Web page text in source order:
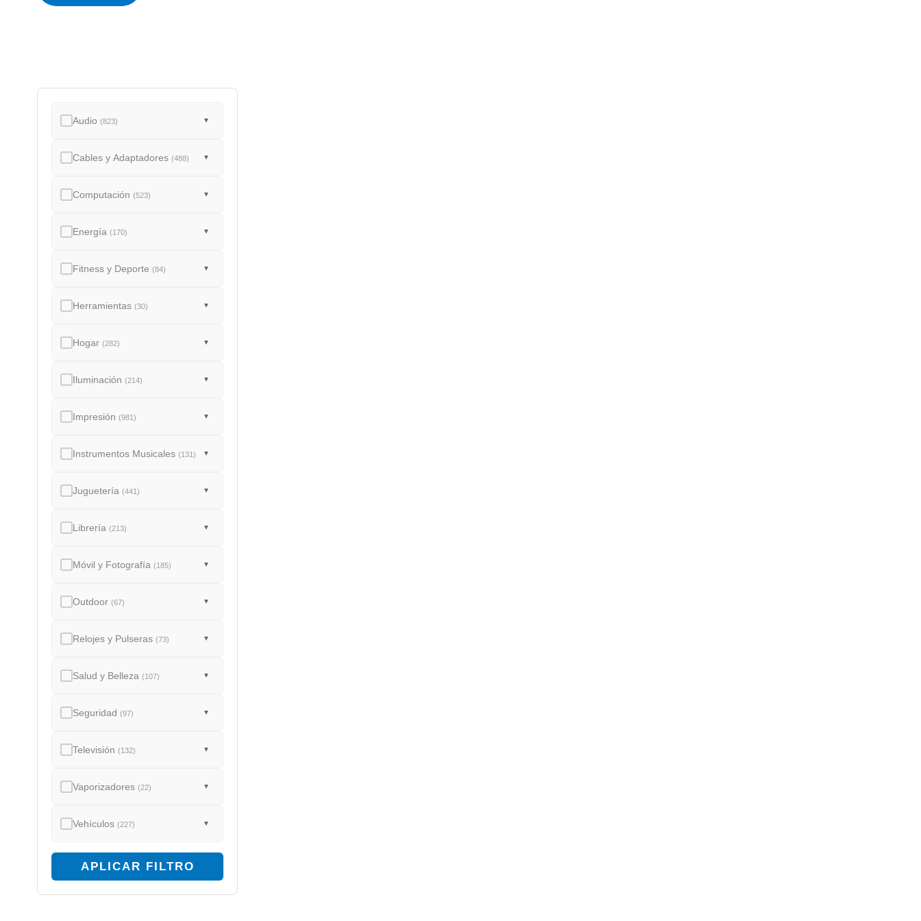
a
Audio (823) ▼
Cables y Adaptadores (488) ▼
Computación (523) ▼
Energía (170) ▼
Fitness y Deporte (84) ▼
Herramientas (30) ▼
Hogar (282) ▼
Iluminación (214) ▼
Impresión (981) ▼
Instrumentos Musicales (131) ▼
Juguetería (441) ▼
Librería (213) ▼
Móvil y Fotografía (185) ▼
Outdoor (67) ▼
Relojes y Pulseras (73) ▼
Salud y Belleza (107) ▼
Seguridad (97) ▼
Televisión (132) ▼
Vaporizadores (22) ▼
Vehículos (227) ▼
APLICAR FILTRO